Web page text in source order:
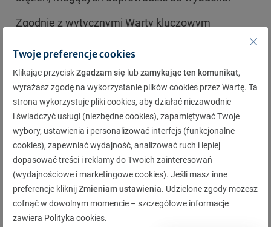
Zgodnie z wytycznymi Warty kluczowym
przestrzeni magazynu energii w czujniki
wykrywające wzrost stężenia wybranych gazów
(np. wodoru, tlenku węgla) oraz systemu
wczesnego wykrywania dymu. Sygnały z systemu
detekcji gazów czy dymu powinny automatycznie
aktywować systemy awaryjne, w tym zatrzymanie
systemu poprzez odłączenie obciążenia,
wstrzymanie ładowania, zgodnie z przyjętymi
algorytmami postępowania awaryjnego.
Twoje preferencje cookies
Klikając przyciskZgadzam się lubzamykając ten komunikat,
wyrażasz zgodę na wykorzystanie plików cookies przez Wartę. Ta
strona wykorzystuje pliki cookies, aby działać niezawodnie
i świadczyć usługi (niezbędne cookies), zapamiętywać Twoje
wybory, ustawienia i personalizować interfejs (funkcjonalne
cookies), zapewniać wydajność, analizować ruch i lepiej
dopasować treści i reklamy do Twoich zainteresowań
(wydajnościowe i marketingowe cookies). Jeśli masz inne
preferencje kliknijZmieniam ustawienia. Udzielone zgody możesz
cofnąć w dowolnym momencie – szczegółowe informacje
zawiera Polityka cookies.